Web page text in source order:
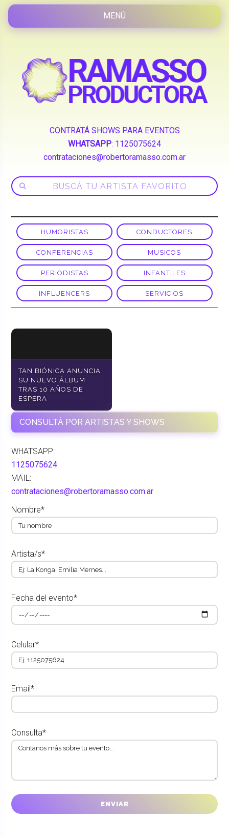
CONTRATÁ SHOWS PARA EVENTOS
WHATSAPP: 1125075624
contrataciones@robertoramasso.com.ar
HUMORISTAS CONDUCTORES
CONFERENCIAS MUSICOS
PERIODISTAS INFANTILES
INFLUENCERS SERVICIOS
TAN BIÓNICA ANUNCIA
SU NUEVO ÁLBUM
TRAS 10 AÑOS DE
ESPERA
CONSULTÁ POR ARTISTAS Y SHOWS
WHATSAPP:
1125075624
MAIL:
contrataciones@robertoramasso.com.ar
Nombre*
Artista/s*
Fecha del evento*
Celular*
Email*
Consulta*